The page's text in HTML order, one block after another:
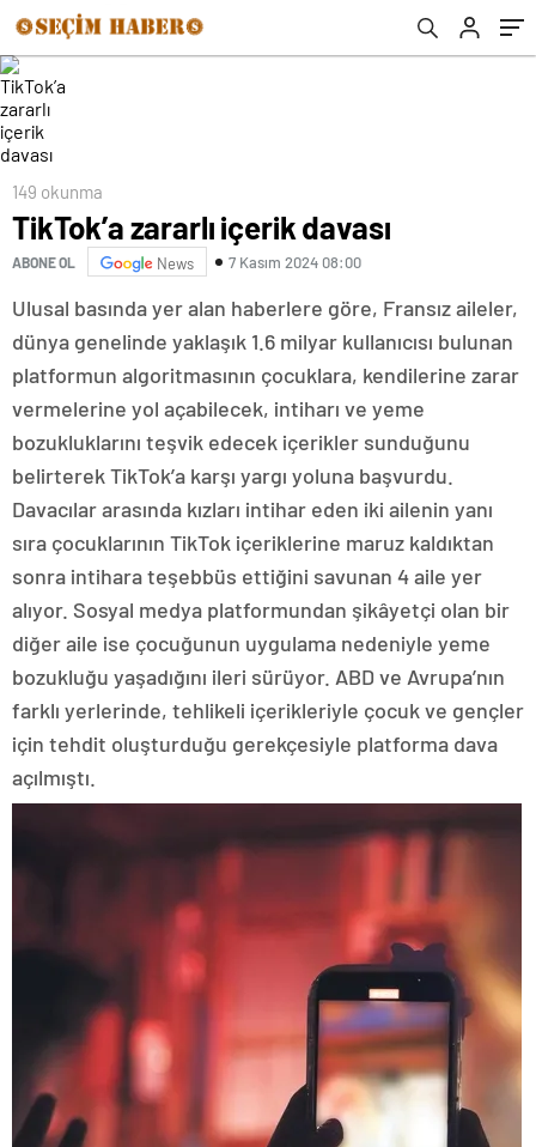
149 okunma
TikTok’a zararlı içerik davası
ABONE OL News 7 Kasım 2024 08:00
Ulusal basında yer alan haberlere göre, Fransız aileler,
dünya genelinde yaklaşık 1.6 milyar kullanıcısı bulunan
platformun algoritmasının çocuklara, kendilerine zarar
vermelerine yol açabilecek, intiharı ve yeme
bozukluklarını teşvik edecek içerikler sunduğunu
belirterek TikTok’a karşı yargı yoluna başvurdu.
Davacılar arasında kızları intihar eden iki ailenin yanı
sıra çocuklarının TikTok içeriklerine maruz kaldıktan
sonra intihara teşebbüs ettiğini savunan 4 aile yer
alıyor. Sosyal medya platformundan şikâyetçi olan bir
diğer aile ise çocuğunun uygulama nedeniyle yeme
bozukluğu yaşadığını ileri sürüyor. ABD ve Avrupa’nın
farklı yerlerinde, tehlikeli içerikleriyle çocuk ve gençler
için tehdit oluşturduğu gerekçesiyle platforma dava
açılmıştı.